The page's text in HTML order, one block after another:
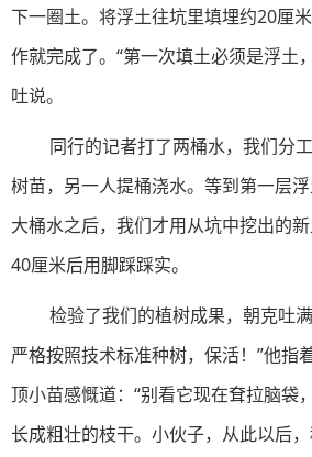
下一圈土。将浮土往坑里填埋约20厘
作就完成了。“第一次填土必须是浮土
吐说。
同行的记者打了两桶水，我们分
树苗，另一人提桶浇水。等到第一层
大桶水之后，我们才用从坑中挖出的
40厘米后用脚踩踩实。
检验了我们的植树成果，朝克吐
严格按照技术标准种树，保活！”他指
顶小苗感慨道：“别看它现在耷拉脑袋
长成粗壮的枝干。小伙子，从此以后